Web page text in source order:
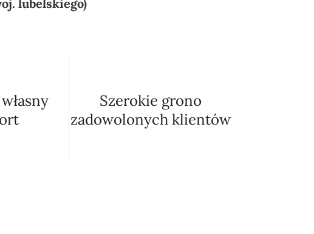
lubelskiego)
Szerokie grono
zadowolonych klientów